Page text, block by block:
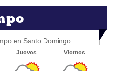
en Santo Domingo